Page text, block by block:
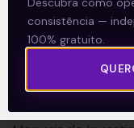
Explore
Artigos
consistência —
100% gratuito.